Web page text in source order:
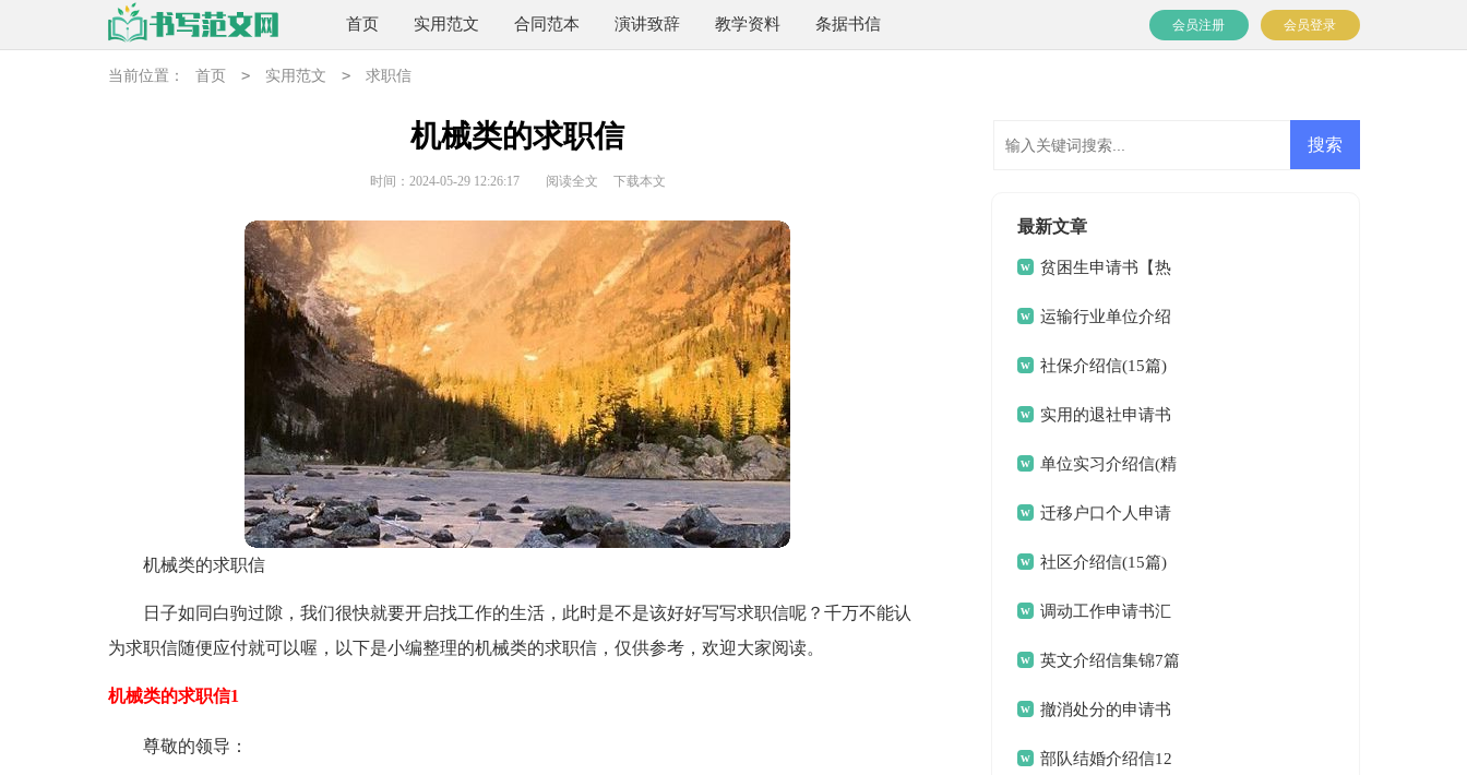
首页 实用范文 合同范本 演讲致辞 教学资料 条据书信 会员登录
会员注册
当前位置： 首页 > 实用范文 > 求职信
机械类的求职信
时间：2024-05-29 12:26:17 阅读全文 下载本文
机械类的求职信
日子如同白驹过隙，我们很快就要开启找工作的生活，此时是不是该好好写写求职信呢？千万不能认
为求职信随便应付就可以喔，以下是小编整理的机械类的求职信，仅供参考，欢迎大家阅读。
机械类的求职信1
尊敬的领导：
最新文章
贫困生申请书【热
门】运输行业单位介绍
信8篇社保介绍信(15篇)
实用的退社申请书
三篇单位实习介绍信(精
选15篇)
迁移户口个人申请
书 社区介绍信(15篇)
调动工作申请书汇
编八篇英文介绍信集锦7篇
撤消处分的申请书
部队结婚介绍信12